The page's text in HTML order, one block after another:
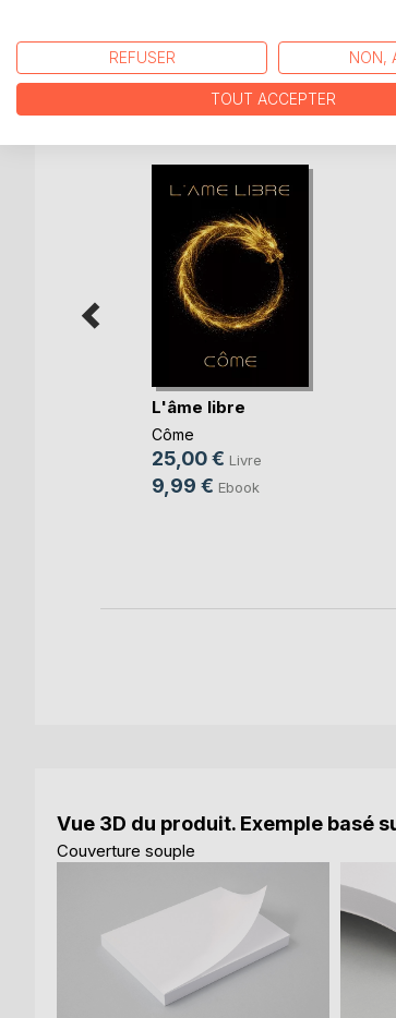
D’AUTRES
L'âme libre
Côme
25,00 € Livre
9,99 € Ebook
Vue 3D du produit. Exemple basé
Couverture souple
REFUSER NON,
TOUT ACCEPTER